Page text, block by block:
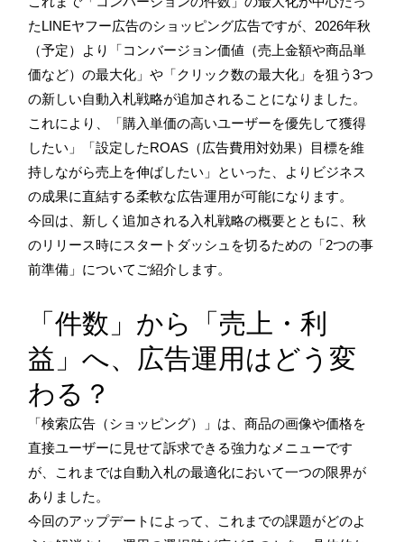
たLINEヤフー広告のショッピング広告ですが、2026年秋
（予定）より「コンバージョン価値（売上金額や商品単
価など）の最大化」や「クリック数の最大化」を狙う3つ
の新しい自動入札戦略が追加されることになりました。
これにより、「購入単価の高いユーザーを優先して獲得
したい」「設定したROAS（広告費用対効果）目標を維
持しながら売上を伸ばしたい」といった、よりビジネス
の成果に直結する柔軟な広告運用が可能になります。
今回は、新しく追加される入札戦略の概要とともに、秋
のリリース時にスタートダッシュを切るための「2つの事
前準備」についてご紹介します。
「件数」から「売上・利
益」へ、広告運用はどう変
わる？
「検索広告（ショッピング）」は、商品の画像や価格を
直接ユーザーに見せて訴求できる強力なメニューです
が、これまでは自動入札の最適化において一つの限界が
ありました。
今回のアップデートによって、これまでの課題がどのよ